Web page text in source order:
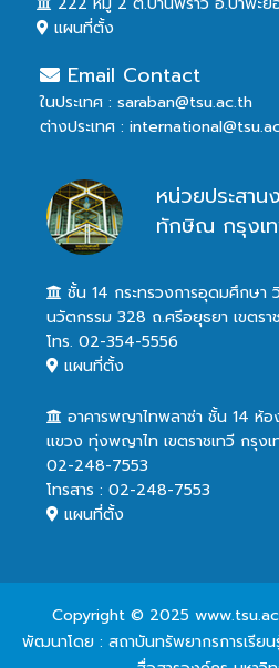
แผนที่ตั้ง
Email Contact
ในประเทศ : saraban@tsu.ac.th
ต่างประเทศ :
หน่วยประสาน
ทักษิณ กรุงเ
ชั้น 14 กระทรวงการอุดมศึกษา
นวัตกรรม 328 ถ.ศรีอยุธยา เขตร
โทร. 02-354-5556
แผนที่ตั้ง
อาคารพญาไทพลาซ่า ชั้น 14 ห้
แขวง ทุ่งพญาไท เขตราชเทวี กรุง
02-248-7553
โทรสาร : 02-248-7553
แผนที่ตั้ง
Copyright © 2025
พัฒนาโดย : สถาบันทรัพยากรการเรียน